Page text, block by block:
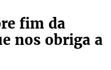
fim da
nos obriga a